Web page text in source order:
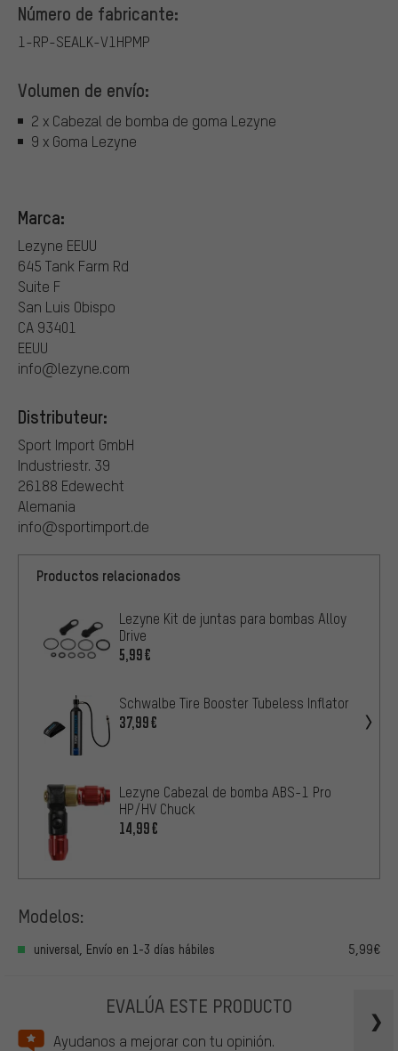
Número de fabricante:
1-RP-SEALK-V1HPMP
Volumen de envío:
2 x Cabezal de bomba de goma Lezyne
9 x Goma Lezyne
Marca:
Lezyne EEUU
645 Tank Farm Rd
Suite F
San Luis Obispo
CA 93401
EEUU
info@lezyne.com
Distributeur:
Sport Import GmbH
Industriestr. 39
26188 Edewecht
Alemania
info@sportimport.de
Productos relacionados
Lezyne Kit de juntas para bombas Alloy
Drive
5,99€
Schwalbe Tire Booster Tubeless Inflator
37,99€
Lezyne Cabezal de bomba ABS-1 Pro
HP/HV Chuck
14,99€
Modelos:
universal, Envío en 1-3 días hábiles 5,99€
EVALÚA ESTE PRODUCTO
Ayudanos a mejorar con tu opinión.